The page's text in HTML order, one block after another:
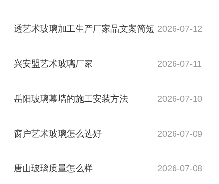
透艺术玻璃加工生产厂家品文案简短 2026-07-12
兴安盟艺术玻璃厂家 2026-07-11
岳阳玻璃幕墙的施工安装方法 2026-07-10
窗户艺术玻璃怎么选好 2026-07-09
唐山玻璃质量怎么样 2026-07-08